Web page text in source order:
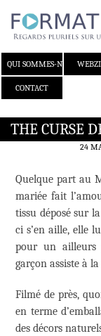
QUI SOMMES-NOUS ?
CONTACT
THE CURSE
24
Quelque part au
mariée fait
tissu déposé sur
ci s’en aille, elle
pour un ailleurs
garçon assiste à la
Filmé de près,
en terme
des décors